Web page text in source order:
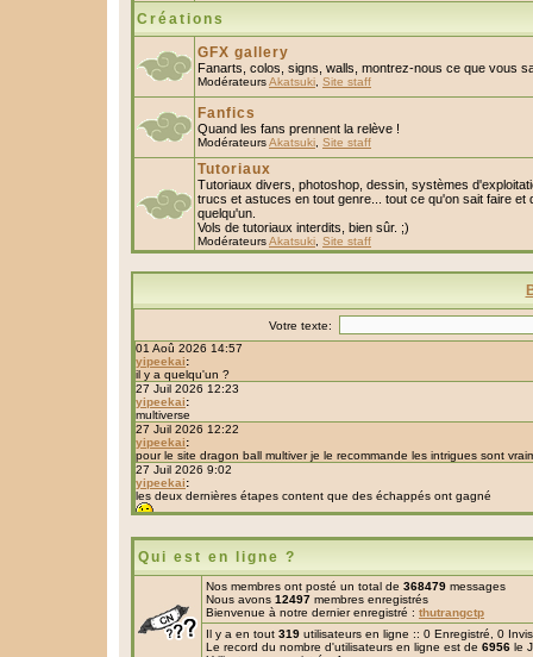
Créations
GFX gallery
Fanarts, colos, signs, walls, montrez-nous ce que vous
ModérateursAkatsuki Site staff
Fanfics
Quand les fans prennent la relève !
ModérateursAkatsuki Site staff
Tutoriaux
Tutoriaux divers, photoshop, dessin, systèmes
trucs et astuces en tout genre... tout ce qu'on sait faire et
quelqu'un.
Vols de tutoriaux interdits, bien sûr. ;)
ModérateursAkatsuki Site staff
Qui est en ligne ?
Nos membres ont posté un total de 368479 messages
Nous avons 12497 membres enregistrés
Bienvenue à notre dernier enregistré : thutrangctp
Il y a en tout 319 utilisateurs en ligne :: 0 Enregistré, 0
Le record du nombre d'utilisateurs en ligne est de 6956 le